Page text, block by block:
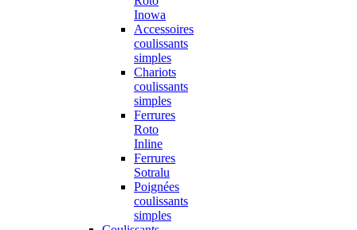
Inowa
Accessoires
coulissants
simples
Chariots
coulissants
simples
Ferrures
Roto
Inline
Ferrures
Sotralu
Poignées
coulissants
simples